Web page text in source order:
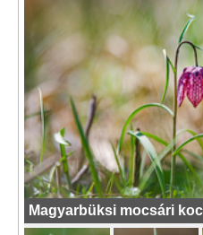
Magyarbüksi mocsári